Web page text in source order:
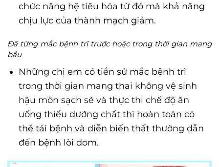
chức năng hệ tiêu hóa từ đó mà khả năng
chịu lực của thành mạch giảm.
Đã từng mắc bệnh trĩ trước hoặc trong thời gian mang
bầu
Những chị em có tiền sử mắc bệnh trĩ
trong thời gian mang thai không vệ sinh
hậu môn sạch sẽ và thực thi chế độ ăn
uống thiếu dưỡng chất thì hoàn toàn có
thể tái bệnh và diễn biến thất thường dẫn
đến bệnh lòi dom.